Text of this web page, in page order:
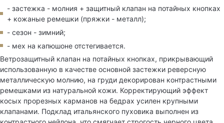
- застежка - молния + защитный клапан на потайных кнопках
+ кожаные ремешки (пряжки - металл);
- сезон - зимний;
- мех на капюшоне отстегивается.
Ветрозащитный клапан на потайных кнопках, прикрывающий
использованную в качестве основной застежки реверсную
металлическую молнию, на груди декорирован контрастными
ремешками из натуральной кожи. Корректирующий эффект
косых прорезных карманов на бедрах усилен крупными
клапанами. Подклад итальянского пуховика выполнен из